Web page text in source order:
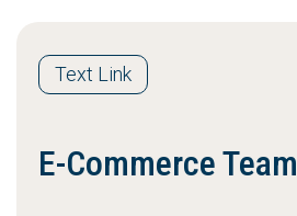
Text Link
E-Commerce Team